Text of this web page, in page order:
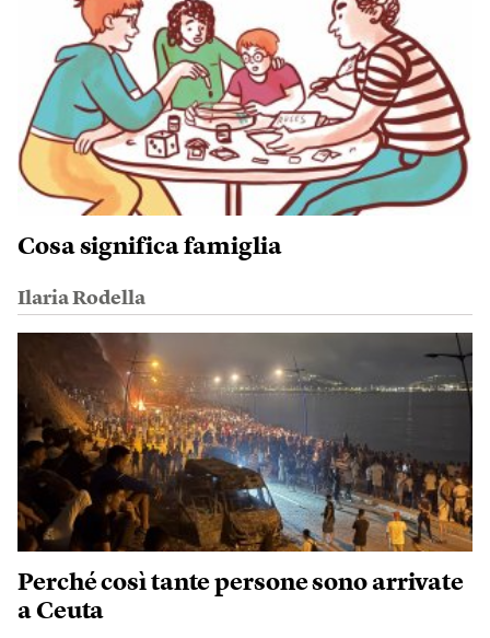
Cosa significa famiglia
Ilaria Rodella
Perché così tante persone sono arrivate
a Ceuta